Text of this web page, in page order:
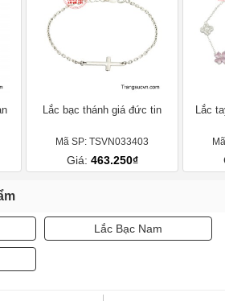
Lắc bạc thánh giá đức tin
Mã SP: TSVN033403
Giá: 463.250₫
Lắc
Lắc Bạc Nam